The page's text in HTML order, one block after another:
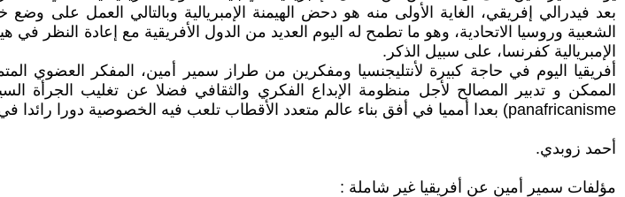
بعد فيدرالي إفريقي، الغاية الأولى منه هو دحض الهيمنة الإمبريالية وبالتالي العمل
الشعبية وروسيا الاتحادية، وهو ما تطمح له اليوم العديد من الدول الأفريقية مع إعادة النظر في
الإمبريالية كفرنسا، على سبيل الذكر.
أفريقيا اليوم في حاجة كبيرة لأنتليجنسيا ومفكرين من طراز سمير أمين، المفكر العضوي
الممكن و تدبير المصالح لأجل منظومة الإبداع الفكري والثقافي فضلا عن تغليب الجرأة
panafricanisme) بعدا أمميا في أفق بناء عالم متعدد الأقطاب تلعب فيه الخصوصية دورا رائدا في كونية القيم الإنسانية الداعية إلى الحرية والمساواة والعدالة والتقدم.
أحمد زوبدي.
مؤلفات سمير أمين عن أفريقيا غير شاملة :